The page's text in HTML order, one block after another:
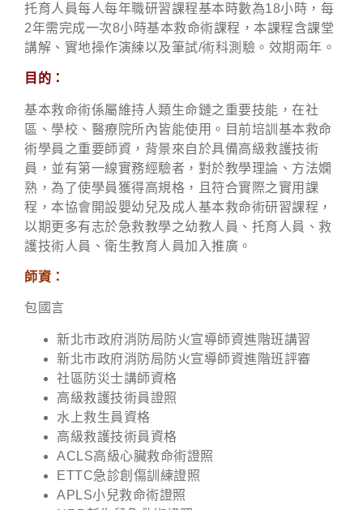
托育人員每人每年職研習課程基本時數為18小時，每
2年需完成一次8小時基本救命術課程，本課程含課堂
講解、實地操作演練以及筆試/術科測驗。效期兩年。
目的：
基本救命術係屬維持人類生命鏈之重要技能，在社
區、學校、醫療院所內皆能使用。目前培訓基本救命
術學員之重要師資，背景來自於具備高級救護技術
員，並有第一線實務經驗者，對於教學理論、方法嫻
熟，為了使學員獲得高規格，且符合實際之實用課
程，本協會開設嬰幼兒及成人基本救命術研習課程，
以期更多有志於急救教學之幼教人員、托育人員、救
護技術人員、衛生教育人員加入推廣。
師資：
包國言
新北市政府消防局防火宣導師資進階班講習
新北市政府消防局防火宣導師資進階班評審
社區防災士講師資格
高級救護技術員證照
水上救生員資格
高級救護技術員資格
ACLS高級心臟救命術證照
ETTC急診創傷訓練證照
APLS小兒救命術證照